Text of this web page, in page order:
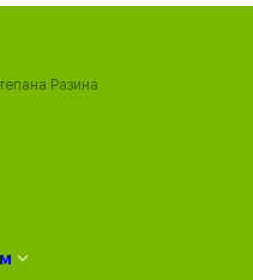
Разина